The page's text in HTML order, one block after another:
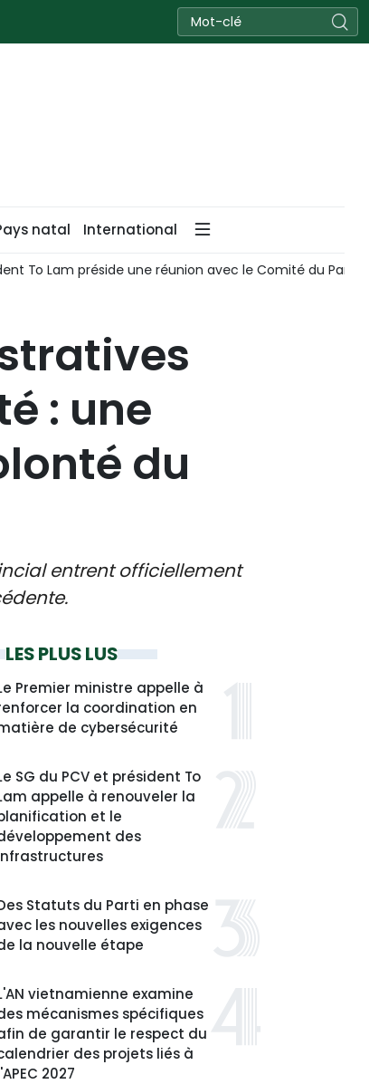
natal International
To Lam préside une réunion avec le Comité du Parti
: une
du
entrent officiellement
LES PLUS LUS
Premier ministre appelle à
la coordination en
de cybersécurité
SG du PCV et président To
appelle à renouveler la
et le
des
Statuts du Parti en phase
les nouvelles exigences
la nouvelle étape
vietnamienne examine
mécanismes spécifiques
de garantir le respect du
des projets liés à
2027